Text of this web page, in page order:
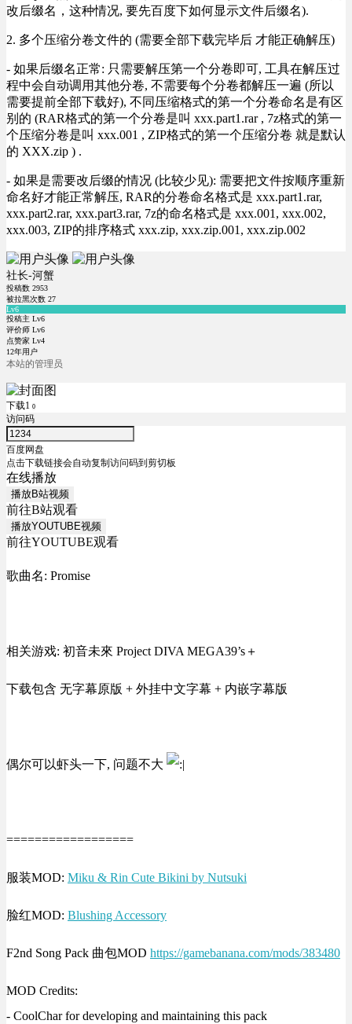
改后缀名，这种情况, 要先百度下如何显示文件后缀名).
2. 多个压缩分卷文件的 (需要全部下载完毕后 才能正确解压)
- 如果后缀名正常: 只需要解压第一个分卷即可, 工具在解压过
程中会自动调用其他分卷, 不需要每个分卷都解压一遍 (所以
需要提前全部下载好), 不同压缩格式的第一个分卷命名是有区
别的 (RAR格式的第一个分卷是叫 xxx.part1.rar , 7z格式的第一
个压缩分卷是叫 xxx.001 , ZIP格式的第一个压缩分卷 就是默认
的 XXX.zip ) .
- 如果是需要改后缀的情况 (比较少见): 需要把文件按顺序重新
命名好才能正常解压, RAR的分卷命名格式是 xxx.part1.rar,
xxx.part2.rar, xxx.part3.rar, 7z的命名格式是 xxx.001, xxx.002,
xxx.003, ZIP的排序格式 xxx.zip, xxx.zip.001, xxx.zip.002
社长-河蟹
投稿数 2953
被拉黑次数 27
Lv6
投稿主 Lv6
评价师 Lv6
点赞家 Lv4
12年用户
本站的管理员
下载1 0
访问码
百度网盘
点击下载链接会自动复制访问码到剪切板
在线播放
播放B站视频
前往B站观看
播放YOUTUBE视频
前往YOUTUBE观看
歌曲名: Promise
相关游戏: 初音未來 Project DIVA MEGA39’s＋
下载包含 无字幕原版 + 外挂中文字幕 + 内嵌字幕版
偶尔可以虾头一下, 问题不大
==================
服装MOD: Miku & Rin Cute Bikini by Nutsuki
脸红MOD: Blushing Accessory
F2nd Song Pack 曲包MOD https://gamebanana.com/mods/383480
MOD Credits:
- CoolChar for developing and maintaining this pack